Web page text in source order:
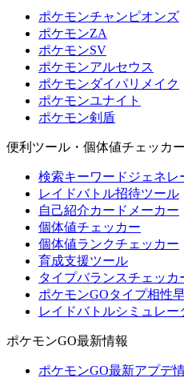
ポケモンチャンピオンズ
ポケモンZA
ポケモンSV
ポケモンアルセウス
ポケモンダイパリメイク
ポケモンユナイト
ポケモン剣盾
便利ツール・個体値チェッカー
検索キーワードジェネレ
レイドバトル招待ツール
自己紹介カードメーカー
個体値チェッカー
個体値ランクチェッカー
育成支援ツール
タイプバランスチェッカ
ポケモンGOタイプ相性
レイドバトルシミュレー
ポケモンGO最新情報
ポケモンGO最新アプデ